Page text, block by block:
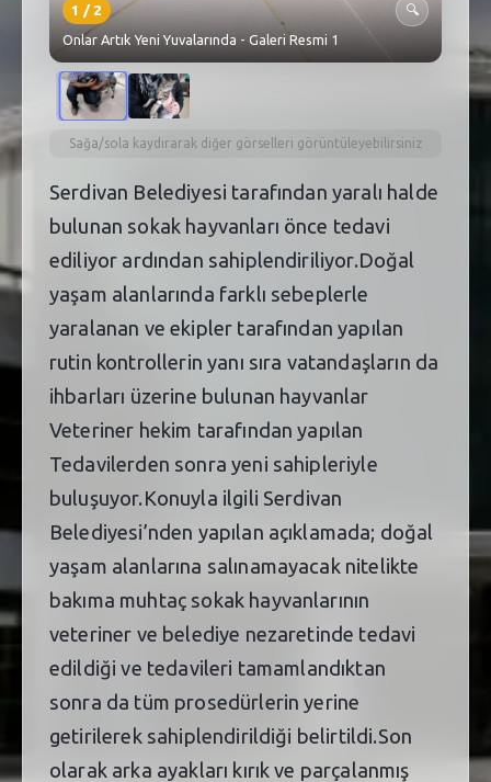
1 /2
🔍
Onlar Artık Yeni Yuvalarında - Galeri Resmi 1
Sağa/sola kaydırarak diğer görselleri görüntüleyebilirsiniz
Serdivan Belediyesi tarafından yaralı halde
bulunan sokak hayvanları önce tedavi
ediliyor ardından sahiplendiriliyor.Doğal
yaşam alanlarında farklı sebeplerle
yaralanan ve ekipler tarafından yapılan
rutin kontrollerin yanı sıra vatandaşların da
ihbarları üzerine bulunan hayvanlar
Veteriner hekim tarafından yapılan
Tedavilerden sonra yeni sahipleriyle
buluşuyor.Konuyla ilgili Serdivan
Belediyesi’nden yapılan açıklamada; doğal
yaşam alanlarına salınamayacak nitelikte
bakıma muhtaç sokak hayvanlarının
veteriner ve belediye nezaretinde tedavi
edildiği ve tedavileri tamamlandıktan
sonra da tüm prosedürlerin yerine
getirilerek sahiplendirildiği belirtildi.Son
olarak arka ayakları kırık ve parçalanmış